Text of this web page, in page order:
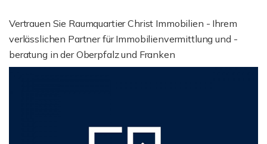
Vertrauen Sie Raumquartier Christ Immobilien - Ihrem
verlässlichen Partner für Immobilienvermittlung und -
beratung in der Oberpfalz und Franken